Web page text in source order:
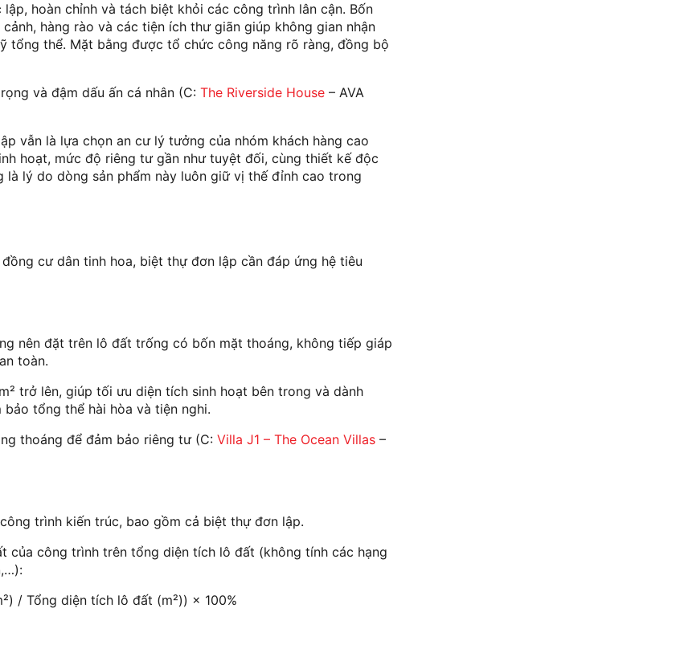
hoàn chỉnh và tách biệt khỏi các công trình lân cận. Bốn
hàng rào và các tiện ích thư giãn giúp không gian nhận
tổng thể. Mặt bằng được tổ chức công năng rõ ràng, đồng bộ
và đậm dấu ấn cá nhân (C: The Riverside House – AVA
vẫn là lựa chọn an cư lý tưởng của nhóm khách hàng cao
hoạt, mức độ riêng tư gần như tuyệt đối, cùng thiết kế độc
lý do dòng sản phẩm này luôn giữ vị thế đỉnh cao trong
cư dân tinh hoa, biệt thự đơn lập cần đáp ứng hệ tiêu
nên đặt trên lô đất trống có bốn mặt thoáng, không tiếp giáp
toàn.
trở lên, giúp tối ưu diện tích sinh hoạt bên trong và dành
tổng thể hài hòa và tiện nghi.
thoáng để đảm bảo riêng tư (C: Villa J1 – The Ocean Villas –
trình kiến trúc, bao gồm cả biệt thự đơn lập.
của công trình trên tổng diện tích lô đất (không tính các hạng
/ Tổng diện tích lô đất (m²)) × 100%